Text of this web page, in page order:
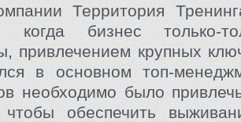
Территория
когда бизнес только-
привлечением крупных
в основном топ-
необходимо было
чтобы обеспечить